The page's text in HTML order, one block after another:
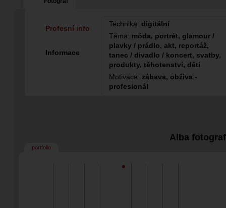
Technika: digitální
Téma: móda, portrét, glamour /
plavky / prádlo, akt, reportáž,
tanec / divadlo / koncert, svatby,
produkty, těhotenství, děti
Motivace: zábava, obživa -
profesionál
Profesní info
Informace
Alba
portfolio